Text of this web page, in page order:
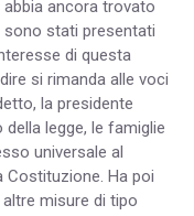
abbia ancora trovato
stati presentati
di questa
si rimanda alle voci
la presidente
legge, le famiglie
universale al
Costituzione. Ha poi
misure di tipo